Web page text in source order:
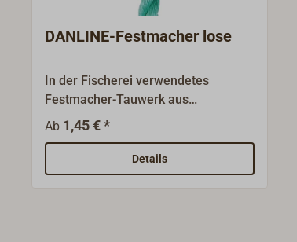
DANLINE-Festmacher lose
In der Fischerei verwendetes
Festmacher-Tauwerk aus
modifizierten und hochfesten
Polypropylen-Garnen
(POLYSTEEL).Schwimmfähig, UV-
stabilisiert, absolut
Ab 1,45 € *
Details